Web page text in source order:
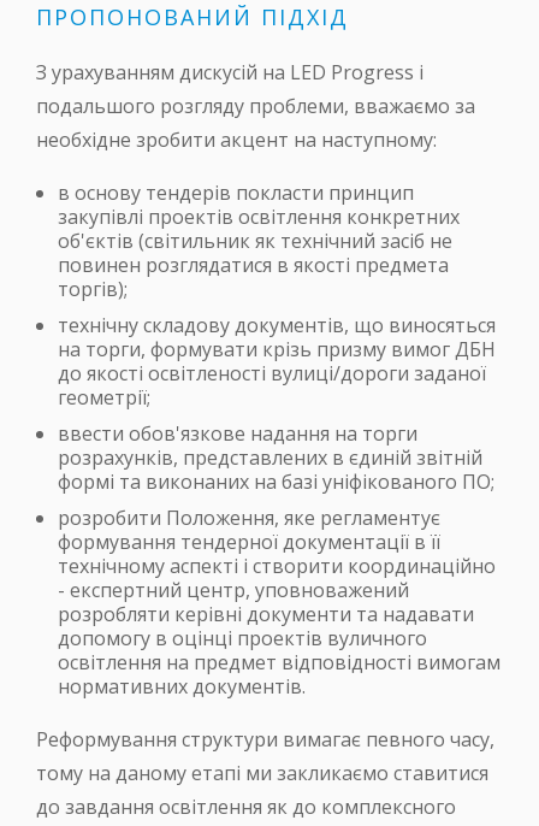
ПРОПОНОВАНИЙ ПІДХІД
З урахуванням дискусій на LED Progress і
подальшого розгляду проблеми, вважаємо за
необхідне зробити акцент на наступному:
в основу тендерів покласти принцип
закупівлі проектів освітлення конкретних
об'єктів (світильник як технічний засіб не
повинен розглядатися в якості предмета
торгів);
технічну складову документів, що виносяться
на торги, формувати крізь призму вимог ДБН
до якості освітленості вулиці/дороги заданої
геометрії;
ввести обов'язкове надання на торги
розрахунків, представлених в єдиній звітній
формі та виконаних на базі уніфікованого ПО;
розробити Положення, яке регламентує
формування тендерної документації в її
технічному аспекті і створити координаційно
- експертний центр, уповноважений
розробляти керівні документи та надавати
допомогу в оцінці проектів вуличного
освітлення на предмет відповідності вимогам
нормативних документів.
Реформування структури вимагає певного часу,
тому на даному етапі ми закликаємо ставитися
до завдання освітлення як до комплексного